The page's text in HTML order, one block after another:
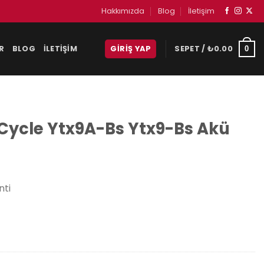
Hakkımızda Blog İletişim
BLOG İLETIŞIM GIRIŞ YAP SEPET / ₺0.00 0
Ytx9A-Bs Ytx9-Bs Akü